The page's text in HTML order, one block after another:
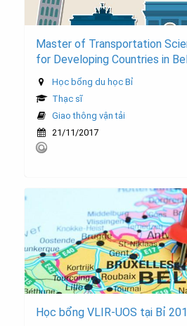
Master of Transportation
for Developing Countries in
Học bổng du học Bỉ
Thạc sĩ
Giao thông vận tải
21/11/2017
Học bổng VLIR-UOS tại Bỉ